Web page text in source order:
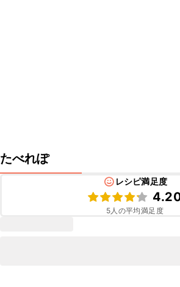
たべれぽ
レシピ満足度
5人の平均満足度